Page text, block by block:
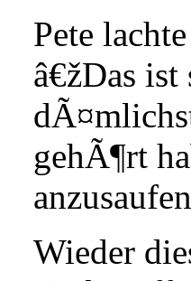
Pete
â€žDas
gehÃ¶rt
Wieder